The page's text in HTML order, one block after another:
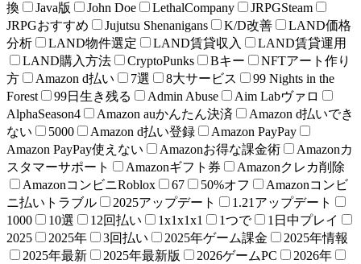
換
Java版 John Doe LethalCompany
JRPGSteam
JRPGおすすめ
Jujutsu Shenanigans K/D改善
LAND価格
分析
LAND物件選定 LAND賃貸収入
LAND賃貸運用
LAND購入方法
CryptoPunks Bキー
NFTアート作り
方
Amazon d払い 7選 8大サービス
99 Nights in the
Forest
99日生き残る Admin Abuse
Aim Labヴァロ
AlphaSeason4
Amazon auかんたん決済
Amazon d払いでき
ない
5000 Amazon d払い登録
Amazon PayPay
Amazon PayPay使えない
Amazonお得な課金術
Amazonカ
スタマーサポート
Amazonギフト券
Amazonクレカ削除
AmazonコンビニRoblox
67 50%オフ
Amazonコンビ
ニ払いトラブル
2025アップデート
1.21アップデート
1000
10選 12回払い 1x1x1x1 1つで
1日中プレイ
2025
2025年 3回払い 2025年ゲーム課金
2025年情報
2025年最新
2025年最新版 2026ゲームPC
2026年